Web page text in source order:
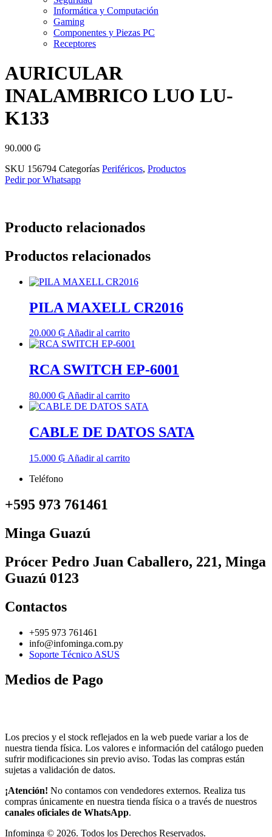
Informática y Computación
Gaming
Componentes y Piezas PC
Receptores
AURICULAR
INALAMBRICO LUO LU-
K133
90.000 ₲
SKU 156794 Categorías Periféricos, Productos
Pedir por Whatsapp
Producto relacionados
Productos relacionados
PILA MAXELL CR2016
20.000 ₲ Añadir al carrito
RCA SWITCH EP-6001
80.000 ₲ Añadir al carrito
CABLE DE DATOS SATA
15.000 ₲ Añadir al carrito
Teléfono
+595 973 761461
Minga Guazú
Prócer Pedro Juan Caballero, 221, Minga
Guazú 0123
Contactos
+595 973 761461
info@infominga.com.py
Soporte Técnico ASUS
Medios de Pago
Los precios y el stock reflejados en la web puede variar a los de
nuestra tienda física. Los valores e información del catálogo pueden
sufrir modificaciones sin previo aviso. Todas las compras están
sujetas a validación de datos.
¡Atención! No contamos con vendedores externos. Realiza tus
compras únicamente en nuestra tienda física o a través de nuestros
canales oficiales de WhatsApp.
Infominga © 2026. Todos los Derechos Reservados.